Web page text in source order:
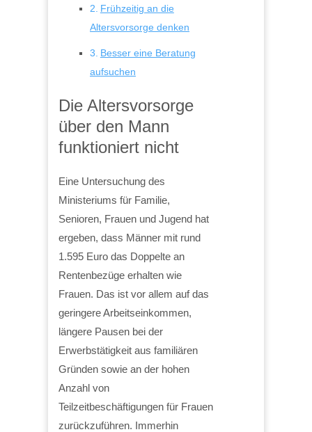
Frühzeitig an die
Altersvorsorge denken
Besser eine Beratung
aufsuchen
Die Altersvorsorge
über den Mann
funktioniert nicht
Eine Untersuchung des
Ministeriums für Familie,
Senioren, Frauen und Jugend hat
ergeben, dass Männer mit rund
1.595 Euro das Doppelte an
Rentenbezüge erhalten wie
Frauen. Das ist vor allem auf das
geringere Arbeitseinkommen,
längere Pausen bei der
Erwerbstätigkeit aus familiären
Gründen sowie an der hohen
Anzahl von
Teilzeitbeschäftigungen für Frauen
zurückzuführen. Immerhin